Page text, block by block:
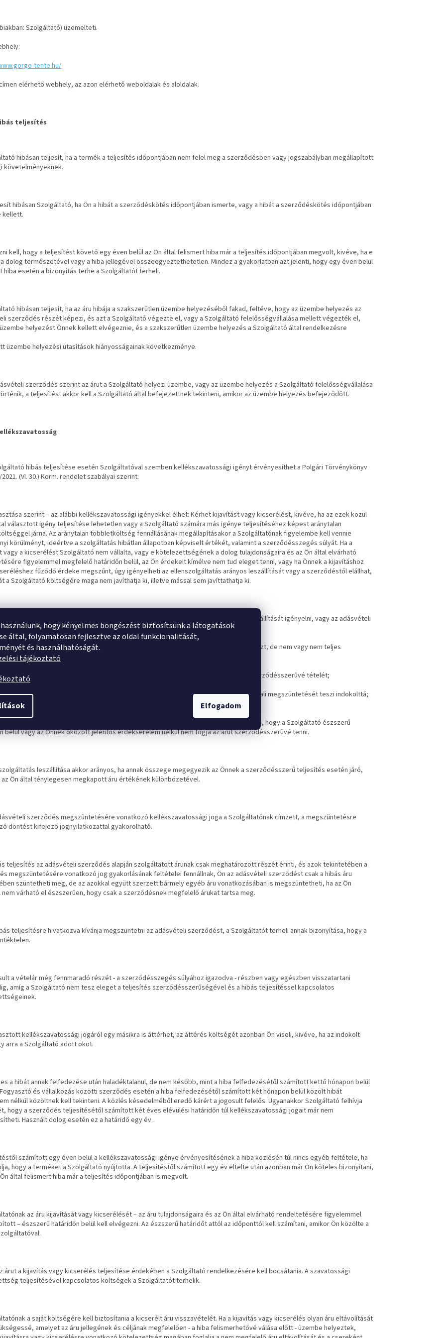
hogy kényelmes böngészést biztosítsunk a látogatások
által, folyamatosan fejlesztve az oldal funkcionalitását,
és használhatóságát.
tájékoztató
Elfogadom
Szolgáltató) üzemelteti.
tente.hu/
elérhető webhely, az azon elérhető weboldalak és aloldalak.
teljesítés
hibásan teljesít, ha a termék a teljesítés időpontjában nem felel meg a szerződésben vagy jogszabályban megállapított
követelményeknek.
hibásan Szolgáltató, ha Ön a hibát a szerződéskötés időpontjában ismerte, vagy a hibát a szerződéskötés időpontjában
kellett.
kell, hogy a teljesítést követő egy éven belül az Ön által felismert hiba már a teljesítés időpontjában megvolt, kivéve, ha e
dolog természetével vagy a hiba jellegével összeegyeztethetetlen. Mindez a gyakorlatban azt jelenti, hogy egy éven belül
hiba esetén a bizonyítás terhe a Szolgáltatót terheli.
hibásan teljesít, ha az áru hibája a szakszerűtlen üzembe helyezéséből fakad, feltéve, hogy az üzembe helyezés az
szerződés részét képezi, és azt a Szolgáltató végezte el, vagy a Szolgáltató felelősségvállalása mellett végezték el,
helyezést Önnek kellett elvégeznie, és a szakszerűtlen üzembe helyezés a Szolgáltató által rendelkezésre
üzembe helyezési utasítások hiányosságainak következménye.
szerződés szerint az árut a Szolgáltató helyezi üzembe, vagy az üzembe helyezés a Szolgáltató felelősségvállalása
a teljesítést akkor kell a Szolgáltató által befejezettnek tekinteni, amikor az üzembe helyezés befejeződött.
hibás teljesítése esetén Szolgáltatóval szemben kellékszavatossági igényt érvényesíthet a Polgári Törvénykönyv
(VI. 30.) Korm. rendelet szabályai szerint.
szerint – az alábbi kellékszavatossági igényekkel élhet: Kérhet kijavítást vagy kicserélést, kivéve, ha az ezek közül
választott igény teljesítése lehetetlen vagy a Szolgáltató számára más igénye teljesítéséhez képest aránytalan
járna. Az aránytalan többletköltség fennállásának megállapításakor a Szolgáltatónak figyelembe kell vennie
körülményt, ideértve a szolgáltatás hibátlan állapotban képviselt értékét, valamint a szerződésszegés súlyát. Ha a
vagy a kicserélést Szolgáltató nem vállalta, vagy e kötelezettségének a dolog tulajdonságaira és az Ön által elvárható
figyelemmel megfelelő határidőn belül, az Ön érdekeit kímélve nem tud eleget tenni, vagy ha Önnek a kijavításhoz
fűződő érdeke megszűnt, úgy igényelheti az ellenszolgáltatás arányos leszállítását vagy a szerződéstől elállhat,
a Szolgáltató költségére maga nem javíthatja ki, illetve mással sem javíttathatja ki.
is jogosult - a szerződésszegés súlyához igazodva - az ellenszolgáltatás arányos leszállítását igényelni, vagy az adásvételi
megszüntetni, ha
nem végezte el vagy megtagadta a kijavítást vagy kicserélést, vagy elvégezte azt, de nem vagy nem teljes
viselte a kicserélt áru visszavételével kapcsolatos költségeket;
teljesítési hiba merült fel, annak ellenére, hogy a Szolgáltató megkísérelte az áru szerződésszerűvé tételét;
hibája olyan súlyú, hogy azonnali árleszállítást vagy az adásvételi szerződés azonnali megszüntetését teszi indokolttá;
nem vállalta az áru szerződésszerűvé tételét, vagy a körülményekből nyilvánvaló, hogy a Szolgáltató észszerű
belül vagy az Önnek okozott jelentős érdeksérelem nélkül nem fogja az árut szerződésszerűvé tenni.
leszállítása akkor arányos, ha annak összege megegyezik az Önnek a szerződésszerű teljesítés esetén járó,
az Ön által ténylegesen megkapott áru értékének különbözetével.
szerződés megszüntetésére vonatkozó kellékszavatossági joga a Szolgáltatónak címzett, a megszüntetésre
döntést kifejező jognyilatkozattal gyakorolható.
teljesítés az adásvételi szerződés alapján szolgáltatott árunak csak meghatározott részét érinti, és azok tekintetében a
megszüntetésére vonatkozó jog gyakorlásának feltételei fennállnak, Ön az adásvételi szerződést csak a hibás áru
szüntetheti meg, de az azokkal együtt szerzett bármely egyéb áru vonatkozásában is megszüntetheti, ha az Ön
várható el észszerűen, hogy csak a szerződésnek megfelelő árukat tartsa meg.
teljesítésre hivatkozva kívánja megszüntetni az adásvételi szerződést, a Szolgáltatót terheli annak bizonyítása, hogy a
a vételár még fennmaradó részét - a szerződésszegés súlyához igazodva - részben vagy egészben visszatartani
amíg a Szolgáltató nem tesz eleget a teljesítés szerződésszerűségével és a hibás teljesítéssel kapcsolatos
kellékszavatossági jogáról egy másikra is áttérhet, az áttérés költségét azonban Ön viseli, kivéve, ha az indokolt
arra a Szolgáltató adott okot.
a hibát annak felfedezése után haladéktalanul, de nem később, mint a hiba felfedezésétől számított kettő hónapon belül
és vállalkozás közötti szerződés esetén a hiba felfedezésétől számított két hónapon belül közölt hibát
nélkül közöltnek kell tekinteni. A közlés késedelméből eredő kárért a jogosult felelős. Ugyanakkor Szolgáltató felhívja
hogy a szerződés teljesítésétől számítottkét éves elévülési határidőn túl kellékszavatossági jogait már nem
Használt dolog esetén ez a határidő egy év.
számított egy éven belül a kellékszavatossági igénye érvényesítésének a hiba közlésén túl nincs egyéb feltétele, ha
hogy a terméket a Szolgáltató nyújtotta. A teljesítéstől számított egy év eltelte után azonban már Ön köteles bizonyítani,
által felismert hiba már a teljesítés időpontjában is megvolt.
az áru kijavítását vagy kicserélését – az áru tulajdonságaira és az Ön által elvárható rendeltetésére figyelemmel
– észszerű határidőn belül kell elvégezni. Az észszerű határidőt attól az időponttól kell számítani, amikor Ön közölte a
árut a kijavítás vagy kicserélés teljesítése érdekében a Szolgáltató rendelkezésére kell bocsátania. A szavatossági
teljesítésével kapcsolatos költségek a Szolgáltatót terhelik.
a saját költségére kell biztosítania a kicserélt áru visszavételét. Ha a kijavítás vagy kicserélés olyan áru eltávolítását
amelyet az áru jellegének és céljának megfelelően - a hiba felismerhetővé válása előtt - üzembe helyeztek,